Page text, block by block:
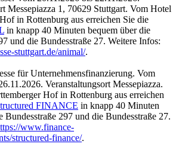
Messepiazza 1, 70629 Stuttgart. Vom Hotel
in Rottenburg aus erreichen Sie die
in knapp 40 Minuten bequem über die
und die Bundesstraße 27. Weitere Infos:
stuttgart.de/animal/.
für Unternehmensfinanzierung. Vom
Veranstaltungsort Messepiazza.
Hof in Rottenburg aus erreichen
FINANCE in knapp 40 Minuten
Bundesstraße 297 und die Bundesstraße 27.
www.finance-
structured-finance/.